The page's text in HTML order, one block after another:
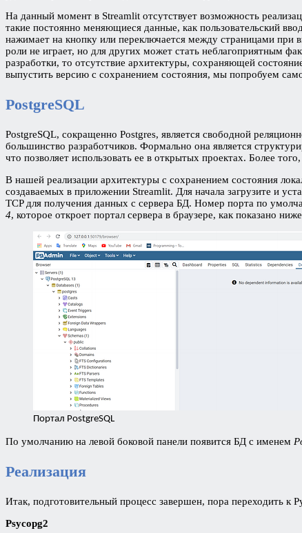
На данный момент в Streamlit отсутствует возможность
такие постоянно меняющиеся данные, как пользовательский
нажимает на кнопку или переключается между страницами при
роли не играет, но для других может стать неблагоприятным
разработки, то отсутствие архитектуры, сохраняющей
выпустить версию с сохранением состояния, мы попробуем
PostgreSQL
PostgreSQL, сокращенно Postgres, является свободной
большинство разработчиков. Формально она является
что позволяет использовать ее в открытых проектах. Более
В нашей реализации архитектуры с сохранением состояния
создаваемых в приложении Streamlit. Для начала загрузите и
TCP для получения данных с сервера БД. Номер порта по
4, которое откроет портал сервера в браузере, как показано
Портал PostgreSQL
По умолчанию на левой боковой панели появится БД с именем
Реализация
Итак, подготовительный процесс завершен, пора переходить к
Psycopg2